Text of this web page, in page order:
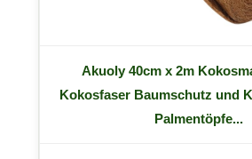
Akuoly 40cm x 2m
Kokosfaser Baumschutz und
Palmentöpfe...